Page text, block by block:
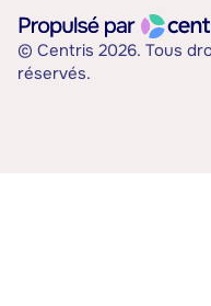
© Centris 2026. Tous
réservés.